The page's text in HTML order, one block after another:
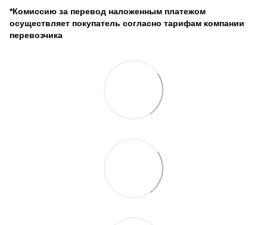
*Комиссию за перевод наложенным платежом
осуществляет покупатель согласно тарифам компании
перевозчика